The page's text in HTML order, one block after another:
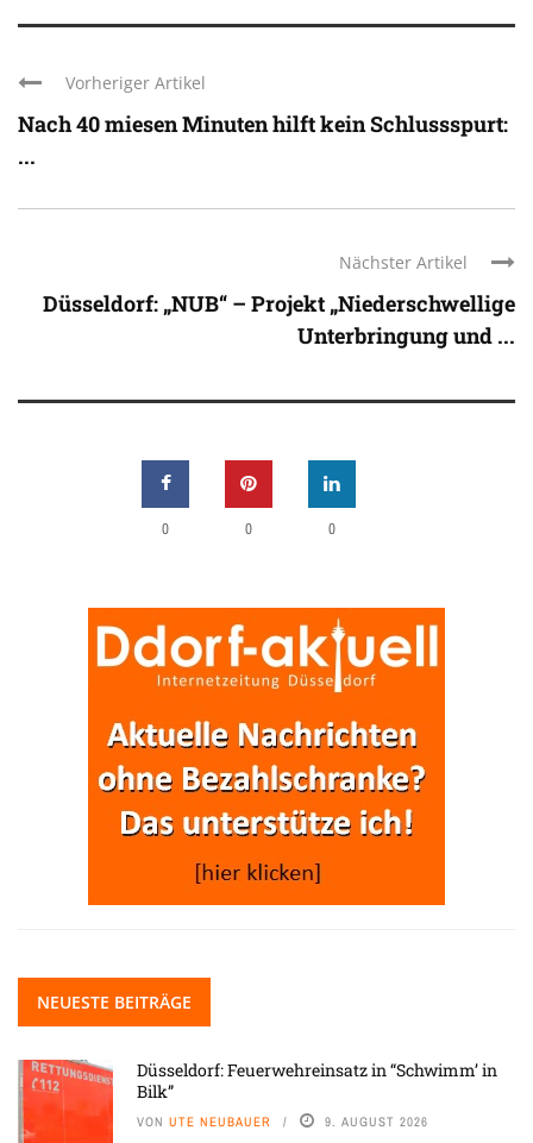
Vorheriger Artikel
Nach 40 miesen Minuten hilft kein Schlussspurt:
...
Nächster Artikel
Düsseldorf: „NUB“ – Projekt „Niederschwellige
Unterbringung und ...
0 0 0
NEUESTE BEITRÄGE
Düsseldorf: Feuerwehreinsatz in “Schwimm’ in
Bilk”
VON UTE NEUBAUER 9. AUGUST 2026